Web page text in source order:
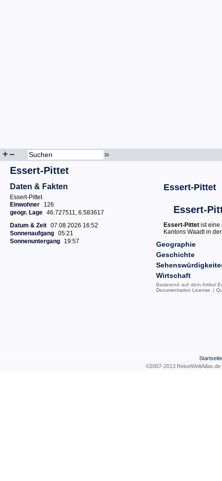
+– »
Essert-Pittet
Daten & Fakten
Essert-Pittet
Einwohner
126
geogr. Lage 46.727511, 6.583617
Datum & Zeit 07.08.2026 16:52
Sonnenaufgang 05:21
Sonnenuntergang
19:57
Essert-Pittet
Essert-
Essert-Pittet ist eine
Kantons Waadt in
Geographie
Geschichte
Wirtschaft
Basierend auf dem Artikel
Documentation License . |
Startseite
©2007-2013